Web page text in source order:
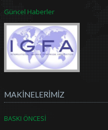
Güncel Haberler
MAKİNELERİMİZ
BASKI ÖNCESİ